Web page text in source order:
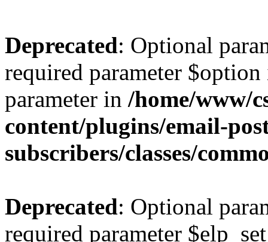
Deprecated: Optional
required parameter
parameter in /home/www/
content/plugins/email-
subscribers/classes/
Deprecated: Optional
required parameter